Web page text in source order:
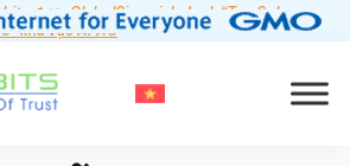
được GlobalSign vinh danh “Top Sales
khu vực APAC